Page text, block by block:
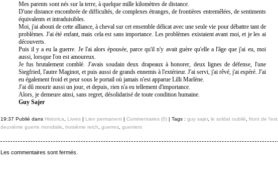
Mes parents sont nés sur la terre, à quelque mille kilomètres de distance.
D'une distance encombrée de difficultés, de complexes étranges, de frontières entremêlées, de sentiments
équivalents et intraduisibles.
Moi, j'ai abouti de cette alliance, à cheval sur cet ensemble délicat avec une seule vie pour débattre tant de
problèmes. J'ai été enfant, mais cela est sans importance. Les problèmes existaient avant moi, et je les ai
découverts.
Puis il y a eu la guerre. Je l'ai alors épousée, parce qu'il n'y avait guère qu'elle a l'âge que j'ai eu, moi
aussi, lorsque l'on est amoureux.
Je fus brutalement comblé. J'avais soudain deux drapeaux à honorer, deux lignes de défense, l'une
Siegfried, l'autre Maginot, et puis aussi de grands ennemis à l'extérieur. J'ai servi, j'ai rêvé, j'ai espéré. J'ai
eu également froid et peur sous le portail où jamais n'est apparue Lilli Marlène.
J'ai dû mourir aussi un jour, et depuis, rien n'a eu tellement d'importance.
Alors, je demeure ainsi, sans regret, désolidarisé de toute condition humaine.
Guy Sajer
19:37 Publié dans Historica Livres| Lien permanent| Commentaires (0)| Tags : guy sajer, le soldat oublié front de l'est,
deuxième guerre mondiale
troisième reich guerres, guerriers
Les commentaires sont fermés.